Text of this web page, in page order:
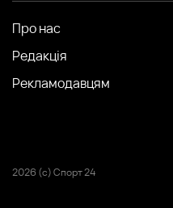
Про нас
Редакція
Рекламодавцям
2026 (с) Спорт 24